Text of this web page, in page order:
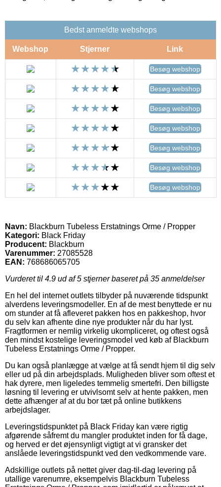
Bedst anmeldte webshops
Webshop Stjerner Link
Besøg webshop
Besøg webshop
Besøg webshop
Besøg webshop
Besøg webshop
Besøg webshop
Besøg webshop
Navn: Blackburn Tubeless Erstatnings Orme / Propper
Kategori: Black Friday
Producent: Blackburn
Varenummer: 27085528
EAN: 768686065705
Vurderet til 4.9 ud af 5 stjerner baseret på 35 anmeldelser
En hel del internet outlets tilbyder på nuværende tidspunkt
alverdens leveringsmodeller. En af de mest benyttede er nu
om stunder at få afleveret pakken hos en pakkeshop, hvor
du selv kan afhente dine nye produkter når du har lyst.
Fragtformen er nemlig virkelig ukompliceret, og oftest også
den mindst kostelige leveringsmodel ved køb af Blackburn
Tubeless Erstatnings Orme / Propper.
Du kan også planlægge at vælge at få sendt hjem til dig selv
eller ud på din arbejdsplads. Muligheden bliver som oftest et
hak dyrere, men ligeledes temmelig smertefri. Den billigste
løsning til levering er utvivlsomt selv at hente pakken, men
dette afhænger af at du bor tæt på online butikkens
arbejdslager.
Leveringstidspunktet på Black Friday kan være rigtig
afgørende såfremt du mangler produktet inden for få dage,
og herved er det øjensynligt vigtigt at vi gransker det
anslåede leveringstidspunkt ved den vedkommende vare.
Adskillige outlets på nettet giver dag-til-dag levering på
utallige varenumre, eksempelvis Blackburn Tubeless